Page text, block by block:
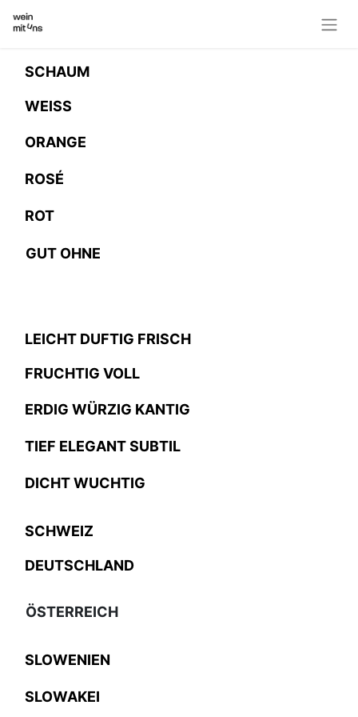
SCHAUM
WEISS
ORANGE
ROSÉ
ROT
GUT OHNE
LEICHT DUFTIG FRISCH
FRUCHTIG VOLL
ERDIG WÜRZIG KANTIG
TIEF ELEGANT SUBTIL
DICHT WUCHTIG
SCHWEIZ
DEUTSCHLAND
ÖSTERREICH
SLOWENIEN
SLOWAKEI